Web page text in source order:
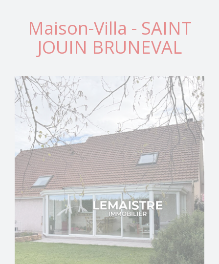
Maison-Villa - SAINT
JOUIN BRUNEVAL